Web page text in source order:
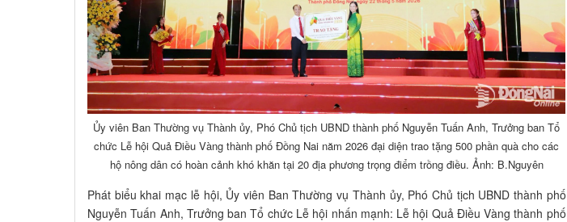
Ủy viên Ban Thường vụ Thành ủy, Phó Chủ tịch UBND thành phố Nguyễn Tuấn Anh, Trưởng ban Tổ
chức Lễ hội Quả Điều Vàng thành phố Đồng Nai năm 2026 đại diện trao tặng 500 phần quà cho các
hộ nông dân có hoàn cảnh khó khăn tại 20 địa phương trọng điểm trồng điều. Ảnh: B.Nguyên
Phát biểu khai mạc lễ hội, Ủy viên Ban Thường vụ Thành ủy, Phó Chủ tịch UBND thành phố
Nguyễn Tuấn Anh, Trưởng ban Tổ chức Lễ hội nhấn mạnh: Lễ hội Quả Điều Vàng thành phố